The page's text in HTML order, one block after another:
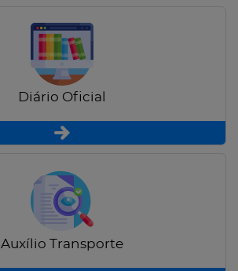
Diário Oficial
Auxílio Transporte